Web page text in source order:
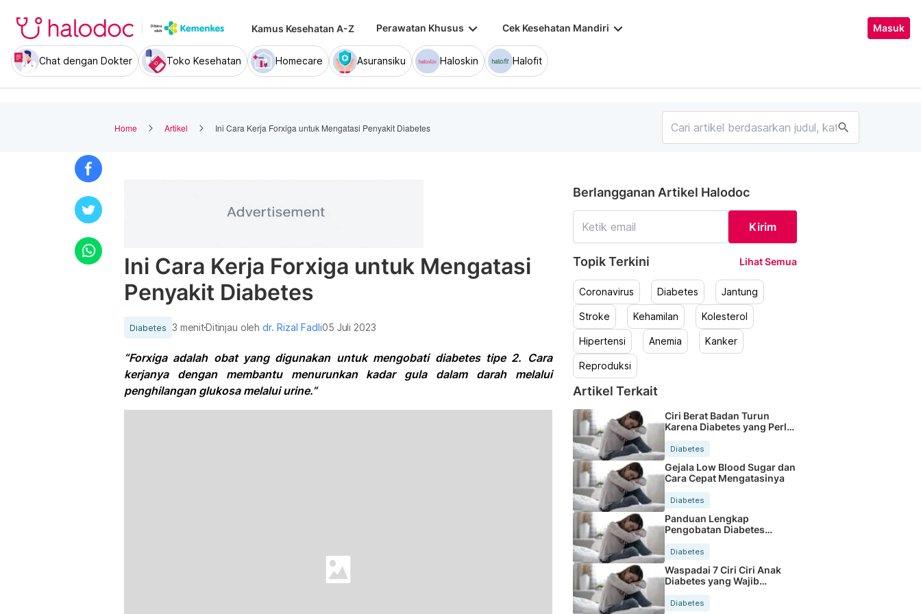
Kamus Kesehatan A-Z Perawatan Khusus keyboard_arrow_down Cek Kesehatan Mandiri keyboard_arrow_down Masuk
Chat dengan Dokter Toko Kesehatan Homecare Asuransiku Haloskin Halofit
Home Artikel Ini Cara Kerja Forxiga untuk Mengatasi Penyakit Diabetes search
Ini Cara Kerja Forxiga untuk Mengatasi
Penyakit Diabetes
Diabetes 3 menitDitinjau olehdr. Rizal Fadli05 Juli 2023
“Forxiga adalah obat yang digunakan untuk mengobati diabetes tipe 2. Cara
kerjanya dengan membantu menurunkan kadar gula dalam darah melalui
penghilangan glukosa melalui urine.”
Berlangganan Artikel Halodoc
Kirim
Topik Terkini Lihat Semua
Coronavirus Diabetes Jantung
Stroke Kehamilan Kolesterol
Hipertensi Anemia Kanker
Reproduksi
Artikel Terkait
Ciri Berat Badan Turun
Karena Diabetes yang Perlu
Diabetes
Gejala Low Blood Sugar dan
Cara Cepat Mengatasinya
Diabetes
Panduan Lengkap
Pengobatan Diabetes
Diabetes
Waspadai 7 Ciri Ciri Anak
Diabetes yang Wajib
Diabetes